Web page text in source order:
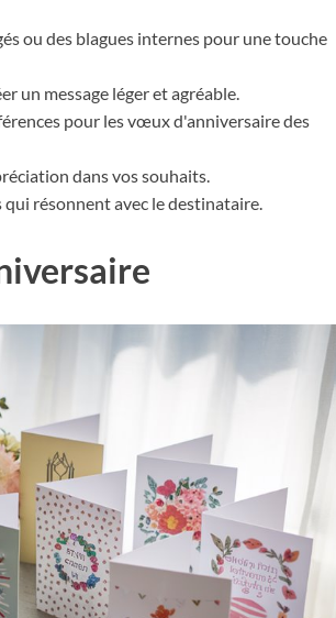
ou des blagues internes pour une touche
un message léger et agréable.
pour les vœux d'anniversaire des
dans vos souhaits.
résonnent avec le destinataire.